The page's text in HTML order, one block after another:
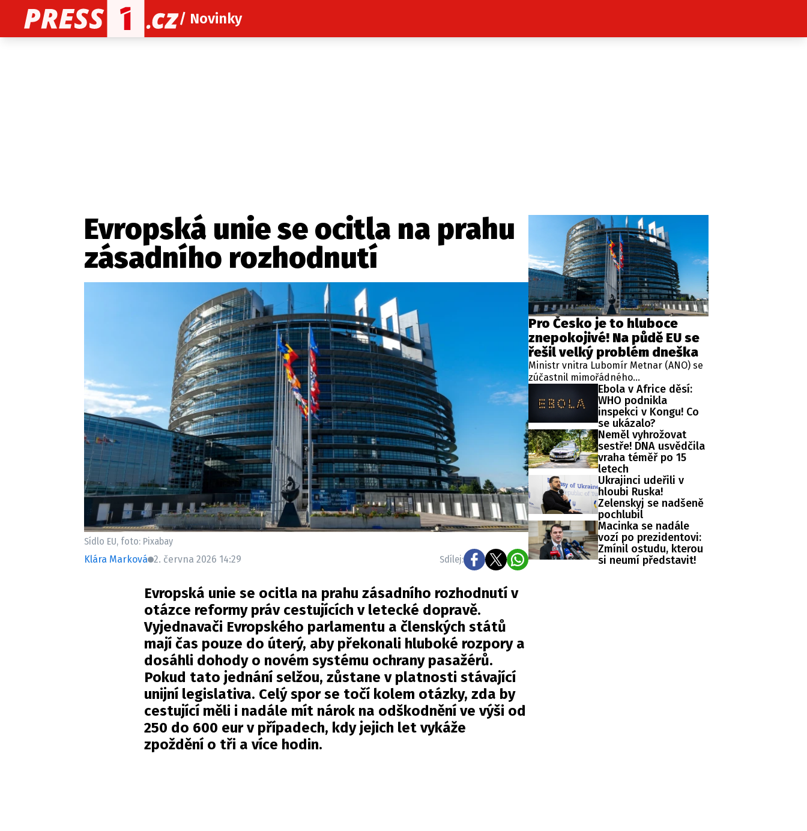
/ Novinky
Nejlepší z vás odměníme
Evropská unie se ocitla na prahu
zásadního rozhodnutí
Sídlo EU, foto: Pixabay
Klára Marková 2. června 2026 14:29 Sdílej:
Evropská unie se ocitla na prahu zásadního rozhodnutí v
otázce reformy práv cestujících v letecké dopravě.
Vyjednavači Evropského parlamentu a členských států
mají čas pouze do úterý, aby překonali hluboké rozpory a
dosáhli dohody o novém systému ochrany pasažérů.
Pokud tato jednání selžou, zůstane v platnosti stávající
unijní legislativa. Celý spor se točí kolem otázky, zda by
cestující měli i nadále mít nárok na odškodnění ve výši od
250 do 600 eur v případech, kdy jejich let vykáže
zpoždění o tři a více hodin.
Pro Česko je to hluboce
znepokojivé! Na půdě EU se
řešil velký problém dneška
Ministr vnitra Lubomír Metnar (ANO) se
zúčastnil mimořádného
videokonferenčního jednání ministrů
vnitra členských států Evropské unie
svolaného v reakci na migrační situaci
ve španělské exklávě Ceuta. Hlavním
tématem byl aktuální vývoj, přijatá
opatření i další postup při ochraně
vnějších hranic Evropské unie.
Ebola v Africe děsí:
WHO podnikla
inspekci v Kongu! Co
se ukázalo?
Neměl vyhrožovat
sestře! DNA usvědčila
vraha téměř po 15
letech
Ukrajinci udeřili v
hloubi Ruska!
Zelenskyj se nadšeně
pochlubil
Macinka se nadále
vozí po prezidentovi:
Zmínil ostudu, kterou
si neumí představit!